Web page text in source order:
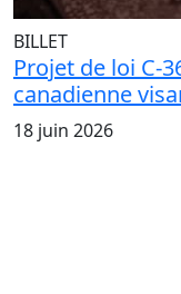
BILLET
Projet de loi C-
canadienne
18 juin 2026